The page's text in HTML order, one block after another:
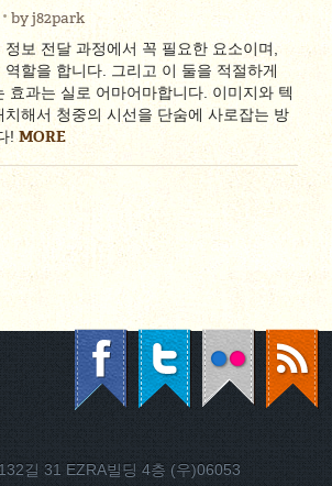
byj82park
보 전달 과정에서 꼭 필요한 요소이며,
할을 합니다. 그리고 이 둘을 적절하게
효과는 실로 어마어마합니다. 이미지와 텍
치해서 청중의 시선을 단숨에 사로잡는 방
!MORE
길 31 EZRA빌딩 4층 (우)06053